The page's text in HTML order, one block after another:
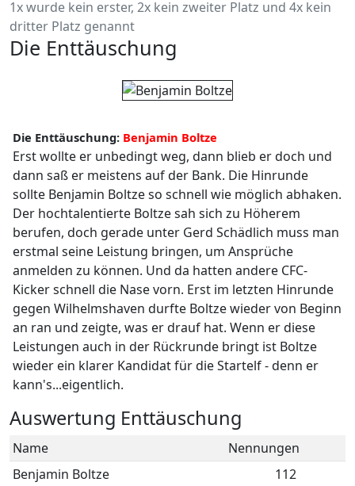
1x wurde kein erster, 2x kein zweiter Platz und 4x kein
dritter Platz genannt
Die Enttäuschung
Die Enttäuschung: Benjamin Boltze
Erst wollte er unbedingt weg, dann blieb er doch und
dann saß er meistens auf der Bank. Die Hinrunde
sollte Benjamin Boltze so schnell wie möglich abhaken.
Der hochtalentierte Boltze sah sich zu Höherem
berufen, doch gerade unter Gerd Schädlich muss man
erstmal seine Leistung bringen, um Ansprüche
anmelden zu können. Und da hatten andere CFC-
Kicker schnell die Nase vorn. Erst im letzten Hinrunde
gegen Wilhelmshaven durfte Boltze wieder von Beginn
an ran und zeigte, was er drauf hat. Wenn er diese
Leistungen auch in der Rückrunde bringt ist Boltze
wieder ein klarer Kandidat für die Startelf - denn er
kann's...eigentlich.
Auswertung Enttäuschung
Name
Nennungen
Benjamin Boltze
112